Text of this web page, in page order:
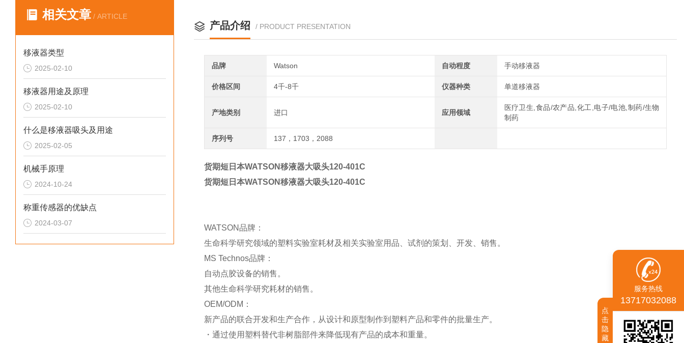
相关文章 / ARTICLE
移液器类型
2025-02-10
移液器用途及原理
2025-02-10
什么是移液器吸头及用途
2025-02-05
机械手原理
2024-10-24
称重传感器的优缺点
2024-03-07
产品介绍 / PRODUCT PRESENTATION
品牌 Watson 自动程度 手动移液器
价格区间 4千-8千 仪器种类 单道移液器
产地类别 进口 应用领域
医疗卫生,食品/农产品,化工,电子/电池,制药/生物
制药
序列号 137，1703，2088
货期短日本WATSON移液器大吸头120-401C
货期短日本WATSON移液器大吸头120-401C
WATSON品牌：
生命科学研究领域的塑料实验室耗材及相关实验室用品、试剂的策划、开发、销售。
MS Technos品牌：
自动点胶设备的销售。
其他生命科学研究耗材的销售。
OEM/ODM：
新产品的联合开发和生产合作，从设计和原型制作到塑料产品和零件的批量生产。
・通过使用塑料替代非树脂部件来降低现有产品的成本和重量。
服务热线
13717032088
点
击
隐
藏